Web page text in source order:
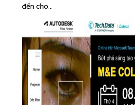
đến cho...